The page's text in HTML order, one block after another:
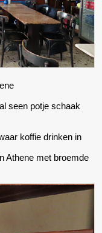
seen potje schaak
koffie drinken in
Athene met broemde